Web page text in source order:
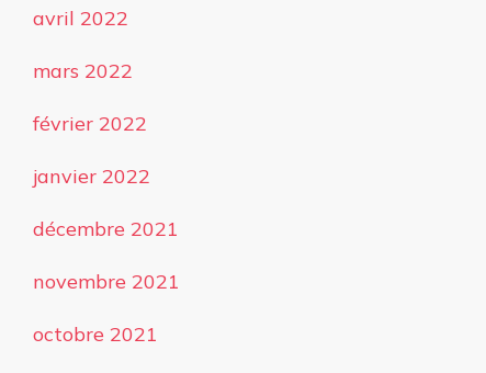
avril 2022
mars 2022
février 2022
janvier 2022
décembre 2021
novembre 2021
octobre 2021